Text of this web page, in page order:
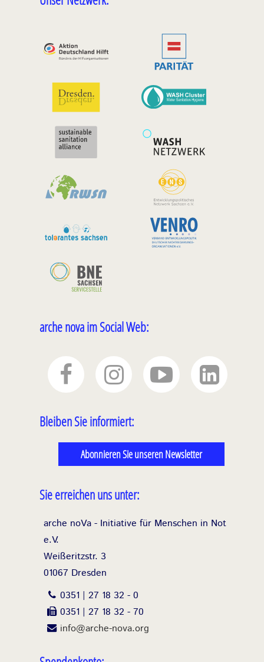
arche nova im Social Web:
Bleiben Sie informiert:
Abonnieren Sie unseren Newsletter
Sie erreichen uns unter:
arche noVa - Initiative für Menschen in Not
e.V.
Weißeritzstr. 3
01067 Dresden
0351 | 27 18 32 - 0
0351 | 27 18 32 - 70
info@arche-nova.org